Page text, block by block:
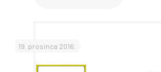
19. prosinca 2016.